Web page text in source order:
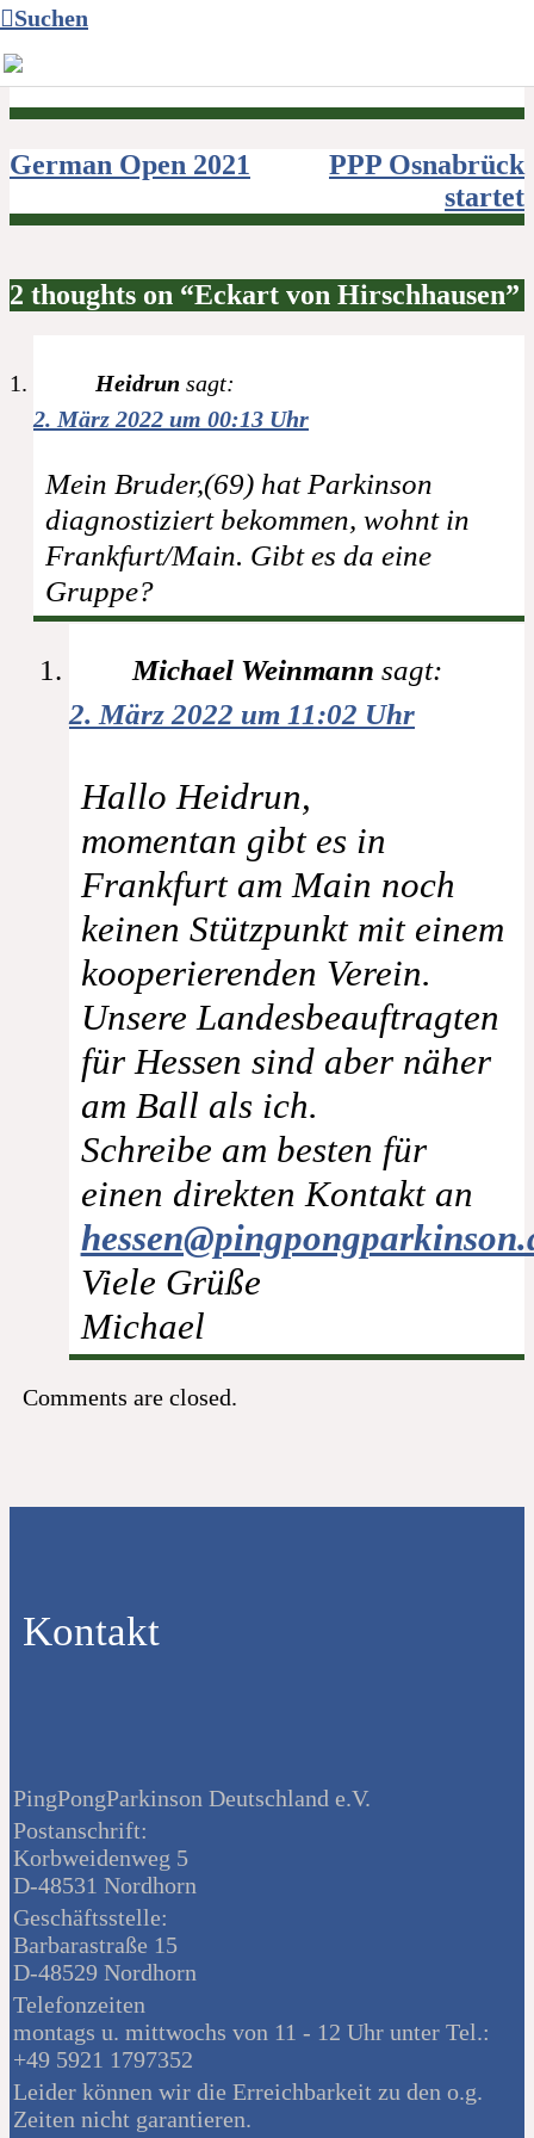
Suchen
Beitragsnavigation
German Open 2021
PPP Osnabrück
startet
2 thoughts on “Eckart von Hirschhausen”
Heidrun sagt:
2. März 2022 um 00:13 Uhr
Mein Bruder,(69) hat Parkinson
diagnostiziert bekommen, wohnt in
Frankfurt/Main. Gibt es da eine
Gruppe?
Michael Weinmann sagt:
2. März 2022 um 11:02 Uhr
Hallo Heidrun,
momentan gibt es in
Frankfurt am Main noch
keinen Stützpunkt mit einem
kooperierenden Verein.
Unsere Landesbeauftragten
für Hessen sind aber näher
am Ball als ich.
Schreibe am besten für
einen direkten Kontakt an
Viele Grüße
Michael
Comments are closed.
Kontakt
PingPongParkinson Deutschland e.V.
Postanschrift:
Korbweidenweg 5
D-48531 Nordhorn
Geschäftsstelle:
Barbarastraße 15
D-48529 Nordhorn
Telefonzeiten
montags u. mittwochs von 11 - 12 Uhr unter Tel.:
+49 5921 1797352
Leider können wir die Erreichbarkeit zu den o.g.
Zeiten nicht garantieren.